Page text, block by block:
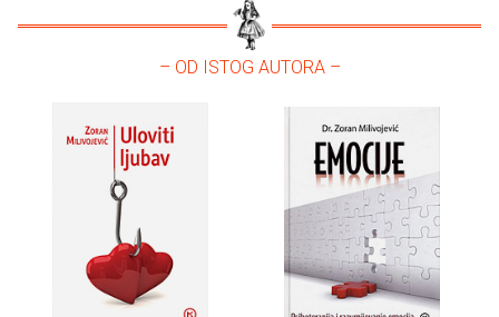
– OD ISTOG AUTORA –